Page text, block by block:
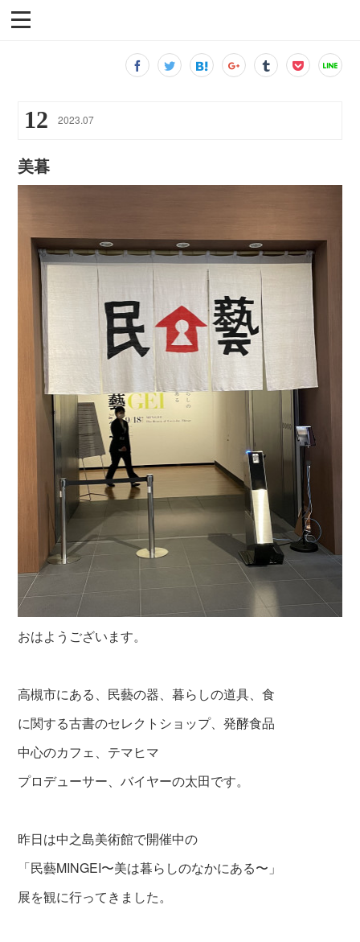
12 2023.07
美暮
おはようございます。
高槻市にある、民藝の器、暮らしの道具、食
に関する古書のセレクトショップ、発酵食品
中心のカフェ、テマヒマ
プロデューサー、バイヤーの太田です。
昨日は中之島美術館で開催中の
「民藝MINGEI〜美は暮らしのなかにある〜」
展を観に行ってきました。